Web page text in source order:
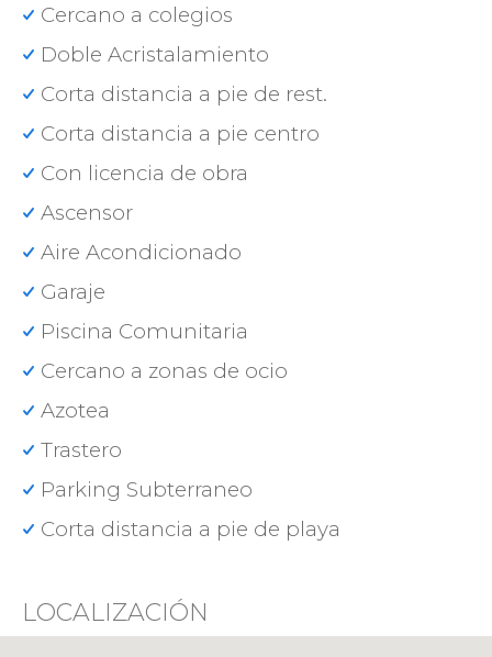
Cercano a colegios
Doble Acristalamiento
Corta distancia a pie de rest.
Corta distancia a pie centro
Con licencia de obra
Ascensor
Aire Acondicionado
Garaje
Piscina Comunitaria
Cercano a zonas de ocio
Azotea
Trastero
Parking Subterraneo
Corta distancia a pie de playa
LOCALIZACIÓN